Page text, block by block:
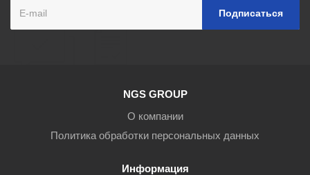
NGS GROUP
О компании
Политика обработки персональных данных
Информация